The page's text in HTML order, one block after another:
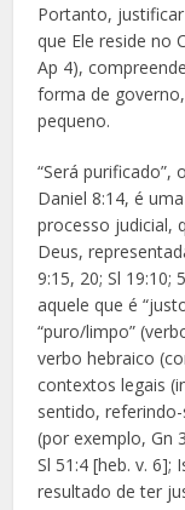
Portanto,
que Ele reside no
Ap 4),
forma de
pequeno.
“Será purificado”,
Daniel 8:14, é
processo judicial,
Deus,
9:15, 20; Sl 19:10;
aquele que é
“puro/limpo”
verbo hebraico
contextos legais
sentido,
(por exemplo, Gn
Sl 51:4 [heb. v. 6];
resultado de ter